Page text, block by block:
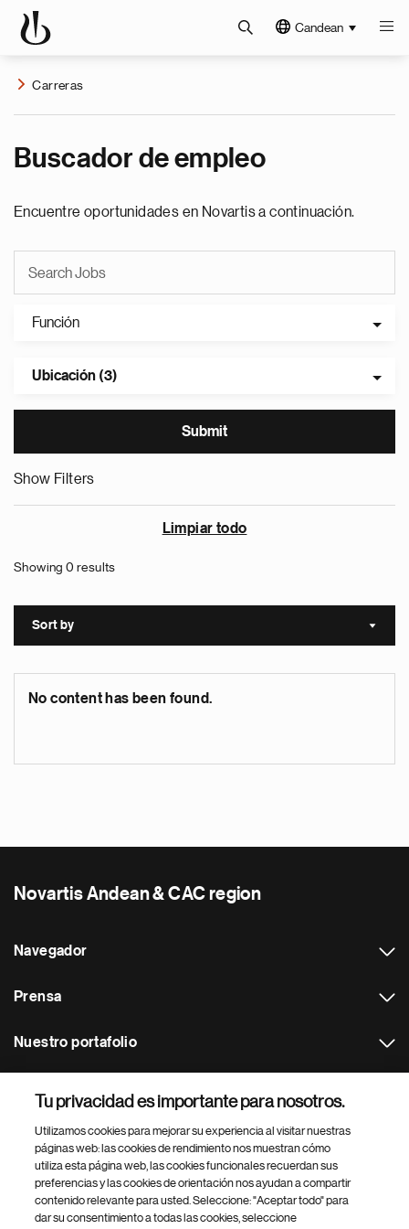
Candean
Carreras
Buscador de empleo
Encuentre oportunidades en Novartis a continuación.
Función
Ubicación (3)
Show Filters
Limpiar todo
Showing 0 results
Sort by Sort
No content has been found.
Novartis Andean & CAC region
Navegador
Prensa
Nuestro portafolio
Footer Site Search
Tu privacidad es importante para nosotros.
Utilizamos cookies para mejorar su experiencia al visitar nuestras
páginas web: las cookies de rendimiento nos muestran cómo
utiliza esta página web, las cookies funcionales recuerdan sus
preferencias y las cookies de orientación nos ayudan a compartir
contenido relevante para usted. Seleccione: "Aceptar todo" para
dar su consentimiento a todas las cookies, seleccione